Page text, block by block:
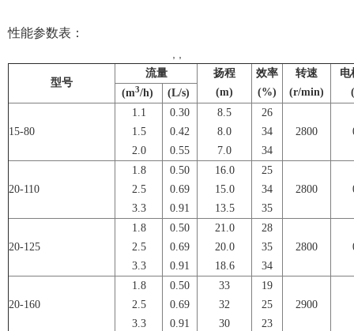
性能参数表：
, ,
型号
流量
扬程
(m)
效率
(%)
转速
(r/min)
电
(m3/h) (L/s)
15-80
1.1
1.5
2.0
0.30
0.42
0.55
8.5
8.0
7.0
26
34
34
2800
20-110
1.8
2.5
3.3
0.50
0.69
0.91
16.0
15.0
13.5
25
34
35
2800
20-125
1.8
2.5
3.3
0.50
0.69
0.91
21.0
20.0
18.6
28
35
34
2800
20-160
1.8
2.5
3.3
0.50
0.69
0.91
33
32
30
19
25
23
2900